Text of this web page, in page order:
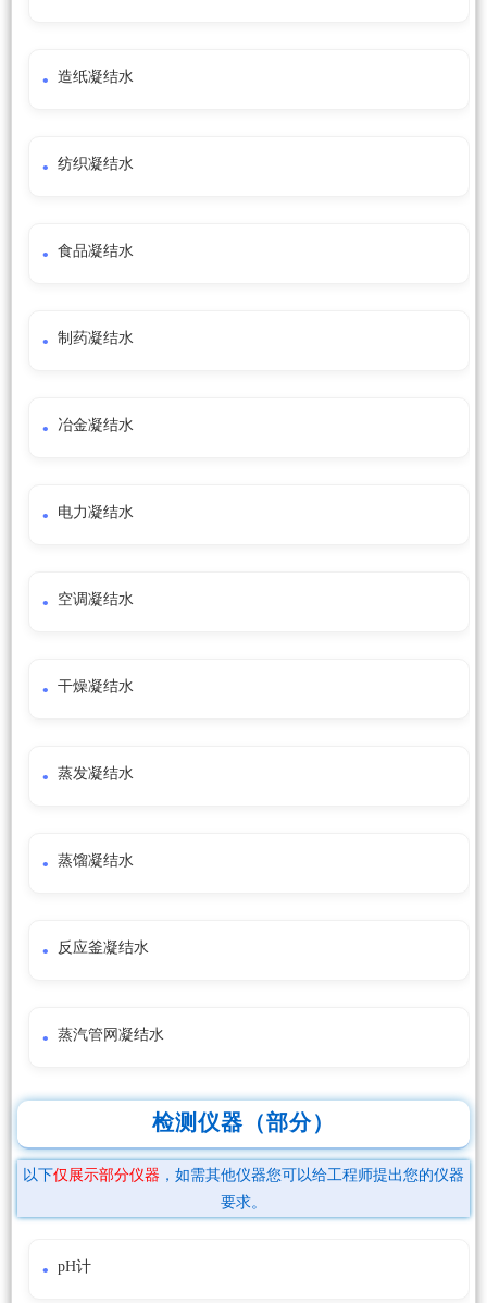
造纸凝结水
纺织凝结水
食品凝结水
制药凝结水
冶金凝结水
电力凝结水
空调凝结水
干燥凝结水
蒸发凝结水
蒸馏凝结水
反应釜凝结水
蒸汽管网凝结水
检测仪器（部分）
以下仅展示部分仪器 ，如需其他仪器您可以给工程师提出您的仪器
要求。
pH计